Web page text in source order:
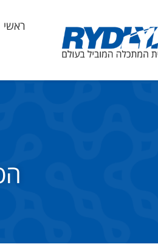
ראשי